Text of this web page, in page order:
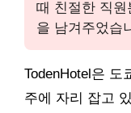
때 친절한 직
을 남겨주었습
TodenHotel은 도
주에 자리 잡고